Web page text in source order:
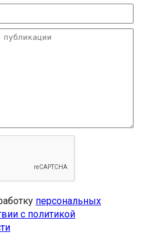
персональных
с политикой